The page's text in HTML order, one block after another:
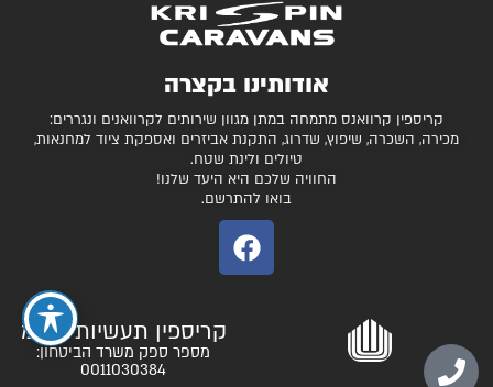
חניונים מומלצים
יצירת קשר
ציוד ואביזרים נלווים
אודותינו בקצרה
קריספין קרוואנס מתמחה במתן מגוון שירותים לקרוואנים ונגררים:
מכירה, השכרה, שיפוץ, שדרוג, התקנת אביזרים ואספקת ציוד למחנאות,
טיולים ולינת שטח.
החוויה שלכם היא היעד שלנו!
בואו להתרשם.
קריספין תעשיות בע"מ
מספר ספק משרד הביטחון:
0011030384